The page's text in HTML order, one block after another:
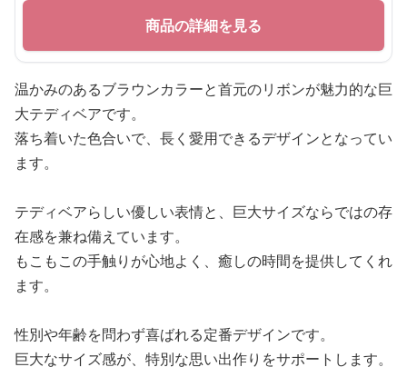
商品の詳細を見る
温かみのあるブラウンカラーと首元のリボンが魅力的な巨
大テディベアです。
落ち着いた色合いで、長く愛用できるデザインとなってい
ます。
テディベアらしい優しい表情と、巨大サイズならではの存
在感を兼ね備えています。
もこもこの手触りが心地よく、癒しの時間を提供してくれ
ます。
性別や年齢を問わず喜ばれる定番デザインです。
巨大なサイズ感が、特別な思い出作りをサポートします。